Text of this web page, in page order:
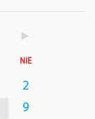
►
NIE
2
9